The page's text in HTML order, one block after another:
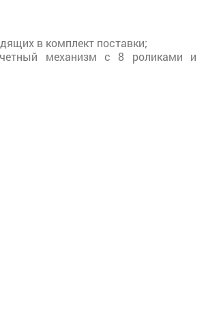
в комплект поставки;
механизм с 8 роликами и